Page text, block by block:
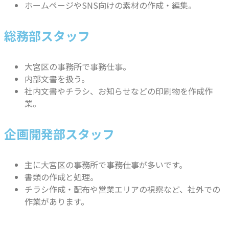
ホームページやSNS向けの素材の作成・編集。
総務部スタッフ
大宮区の事務所で事務仕事。
内部文書を扱う。
社内文書やチラシ、お知らせなどの印刷物を作成作
業。
企画開発部スタッフ
主に大宮区の事務所で事務仕事が多いです。
書類の作成と処理。
チラシ作成・配布や営業エリアの視察など、社外での
作業があります。